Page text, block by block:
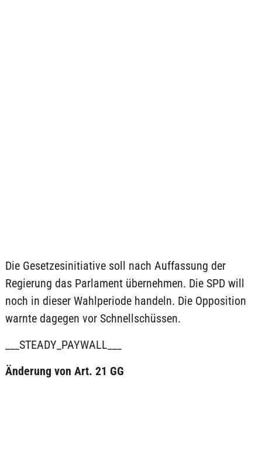
Die Gesetzesinitiative soll nach Auffassung der
Regierung das Parlament übernehmen. Die SPD will
noch in dieser Wahlperiode handeln. Die Opposition
warnte dagegen vor Schnellschüssen.
___STEADY_PAYWALL___
Änderung von Art. 21 GG